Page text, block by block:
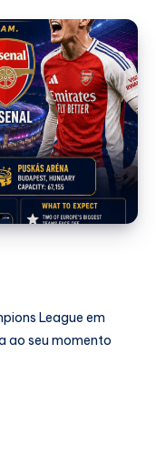
League em
ao seu momento